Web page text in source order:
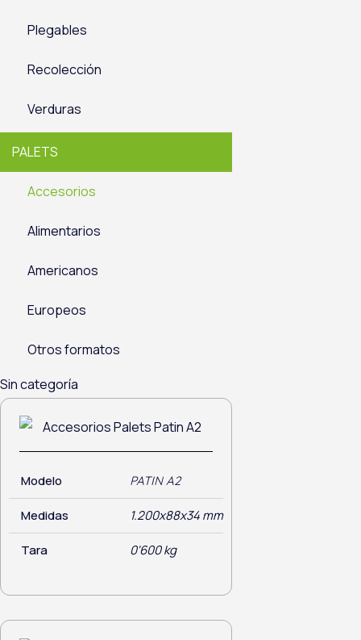
Plegables
Recolección
Verduras
PALETS
Accesorios
Alimentarios
Americanos
Europeos
Otros formatos
Sin categoría
Modelo PATIN A2
Medidas 1.200x88x34 mm
Tara 0'600 kg